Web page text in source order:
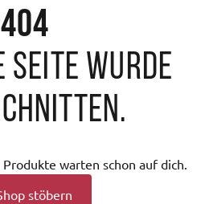
404
Seite wurde
warten schon auf dich.
stöbern